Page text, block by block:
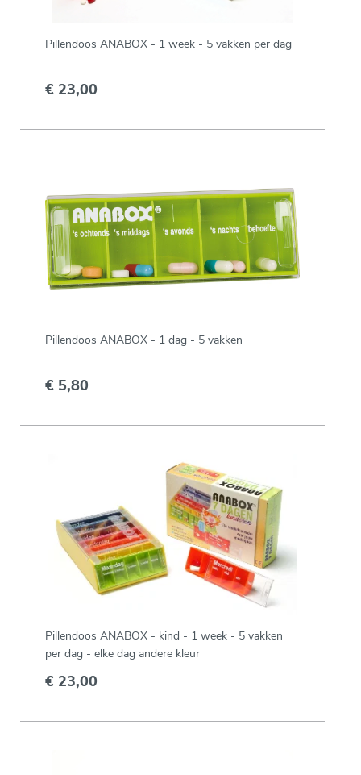
Pillendoos ANABOX - 1 week - 5 vakken per dag
€ 23,00
Pillendoos ANABOX - 1 dag - 5 vakken
€ 5,80
Pillendoos ANABOX - kind - 1 week - 5 vakken
per dag - elke dag andere kleur
€ 23,00